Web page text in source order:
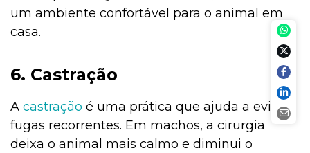
um ambiente confortável para o animal em
casa.
6. Castração
A castração é uma prática que ajuda a evitar
fugas recorrentes. Em machos, a cirurgia
deixa o animal mais calmo e diminui o